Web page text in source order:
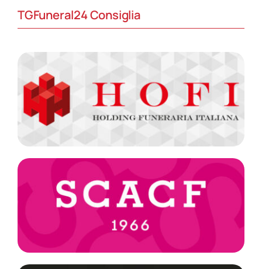
TGFuneral24 Consiglia